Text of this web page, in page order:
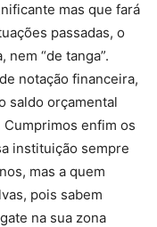
mas que fará
passadas, o
nem “de tanga”.
notação financeira,
saldo orçamental
enfim os
instituição sempre
mas a quem
pois sabem
na sua zona